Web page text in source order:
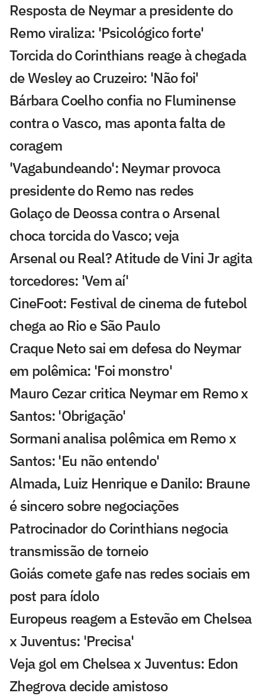
Resposta de Neymar a presidente do
Remo viraliza: 'Psicológico forte'
Torcida do Corinthians reage à chegada
de Wesley ao Cruzeiro: 'Não foi'
Bárbara Coelho confia no Fluminense
contra o Vasco, mas aponta falta de
coragem
'Vagabundeando': Neymar provoca
presidente do Remo nas redes
Golaço de Deossa contra o Arsenal
choca torcida do Vasco; veja
Arsenal ou Real? Atitude de Vini Jr agita
torcedores: 'Vem aí'
CineFoot: Festival de cinema de futebol
chega ao Rio e São Paulo
Craque Neto sai em defesa do Neymar
em polêmica: 'Foi monstro'
Mauro Cezar critica Neymar em Remo x
Santos: 'Obrigação'
Sormani analisa polêmica em Remo x
Santos: 'Eu não entendo'
Almada, Luiz Henrique e Danilo: Braune
é sincero sobre negociações
Patrocinador do Corinthians negocia
transmissão de torneio
Goiás comete gafe nas redes sociais em
post para ídolo
Europeus reagem a Estevão em Chelsea
x Juventus: 'Precisa'
Veja gol em Chelsea x Juventus: Edon
Zhegrova decide amistoso